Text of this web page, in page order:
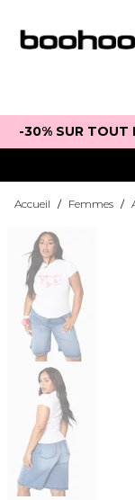
-30% SUR TOUT
Accueil / Femmes /